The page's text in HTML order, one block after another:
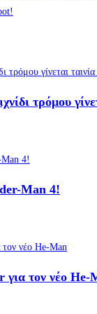
τρόμου
Man 4!
τον νέο He-